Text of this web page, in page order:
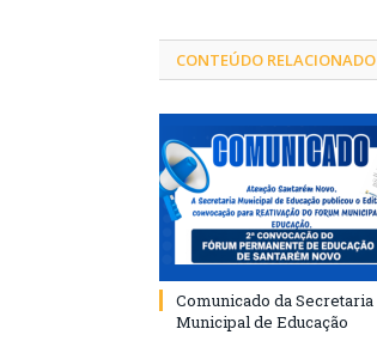
CONTEÚDO RELACIONADO
Comunicado da Secretaria
Municipal de Educação